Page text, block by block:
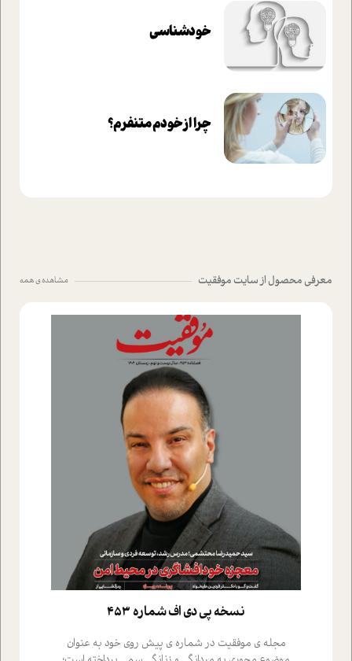
خودشناسی
چرا از خودم متنفرم؟
معرفی محصول از سایت موفقیت مشاهده ی همه
نسخه پي دي اف شماره 453
مجله ی موفقیت در شماره ی پیش روی خود به عنوان